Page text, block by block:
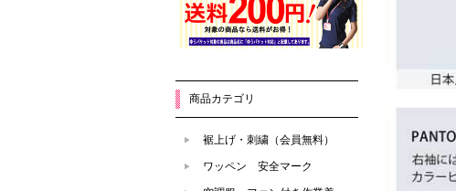
商品カテゴリ
裾上げ・刺繍（会員無料）
ワッペン 安全マーク